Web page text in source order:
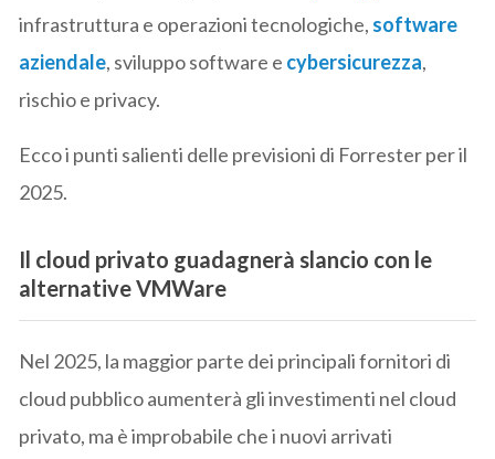
infrastruttura e operazioni tecnologiche, software
aziendale, sviluppo software e cybersicurezza,
rischio e privacy.
Ecco i punti salienti delle previsioni di Forrester per il
2025.
Il cloud privato guadagnerà slancio con le
alternative VMWare
Nel 2025, la maggior parte dei principali fornitori di
cloud pubblico aumenterà gli investimenti nel cloud
privato, ma è improbabile che i nuovi arrivati